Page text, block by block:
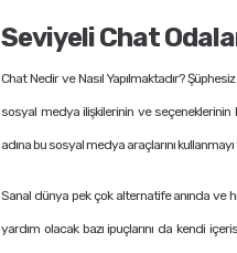
Seviyeli Chat
Chat Nedir ve Nasıl Yapılmaktadır?
sosyal medya ilişkilerinin ve
adına bu sosyal medya araçlarını
Sanal dünya pek çok alternatife anında ve
yardım olacak bazı ipuçlarını da kendi